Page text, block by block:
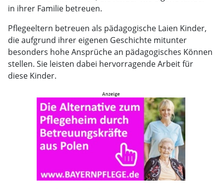
in ihrer Familie betreuen.
Pflegeeltern betreuen als pädagogische Laien Kinder,
die aufgrund ihrer eigenen Geschichte mitunter
besonders hohe Ansprüche an pädagogisches Können
stellen. Sie leisten dabei hervorragende Arbeit für
diese Kinder.